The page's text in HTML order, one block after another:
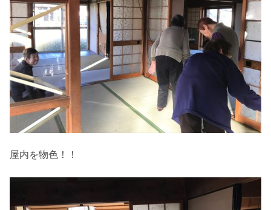
屋内を物色！！